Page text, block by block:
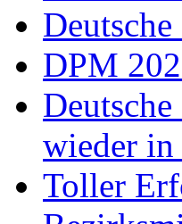
DPM
wieder in
Toller